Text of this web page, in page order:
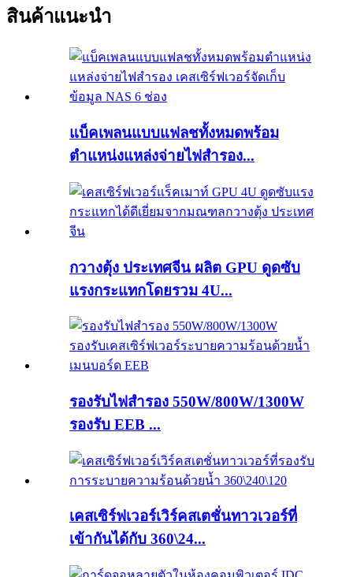
สินค้าแนะนำ
แบ็คเพลนแบบแฟลชทั้งหมดพร้อม
ตำแหน่งแหล่งจ่ายไฟสำรอง...
กวางตุ้ง ประเทศจีน ผลิต GPU ดูดซับ
แรงกระแทกโดยรวม 4U...
รองรับไฟสำรอง 550W/800W/1300W
รองรับ EEB ...
เคสเซิร์ฟเวอร์เวิร์คสเตชั่นทาวเวอร์ที่
เข้ากันได้กับ 360\24...